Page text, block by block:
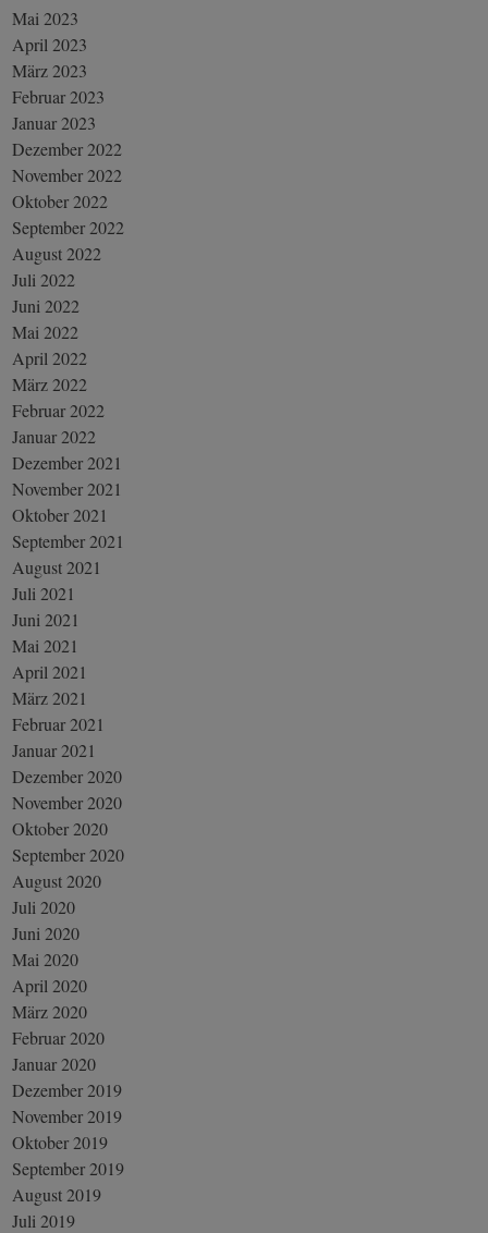
Mai 2023
April 2023
März 2023
Februar 2023
Januar 2023
Dezember 2022
November 2022
Oktober 2022
September 2022
August 2022
Juli 2022
Juni 2022
Mai 2022
April 2022
März 2022
Februar 2022
Januar 2022
Dezember 2021
November 2021
Oktober 2021
September 2021
August 2021
Juli 2021
Juni 2021
Mai 2021
April 2021
März 2021
Februar 2021
Januar 2021
Dezember 2020
November 2020
Oktober 2020
September 2020
August 2020
Juli 2020
Juni 2020
Mai 2020
April 2020
März 2020
Februar 2020
Januar 2020
Dezember 2019
November 2019
Oktober 2019
September 2019
August 2019
Juli 2019